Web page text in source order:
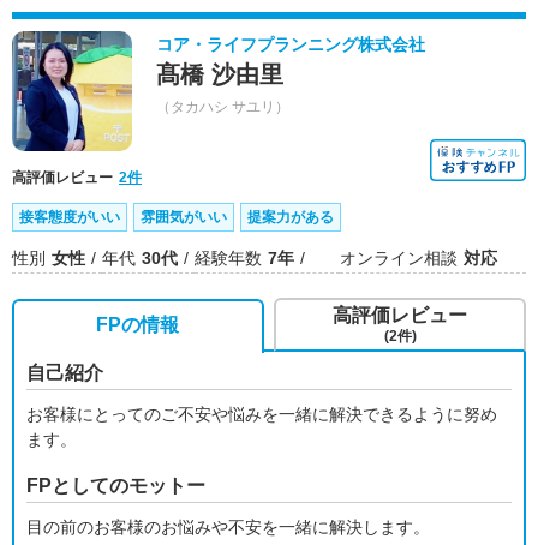
コア・ライフプランニング株式会社
髙橋 沙由里
（タカハシ サユリ）
高評価レビュー 2件
接客態度がいい 雰囲気がいい 提案力がある
性別 女性 年代 30代 経験年数 7年 オンライン相談 対応
FPの情報
自己紹介
お客様にとってのご不安や悩みを一緒に解決できるように努め
ます。
FPとしてのモットー
目の前のお客様のお悩みや不安を一緒に解決します。
高評価レビュー
(2件)